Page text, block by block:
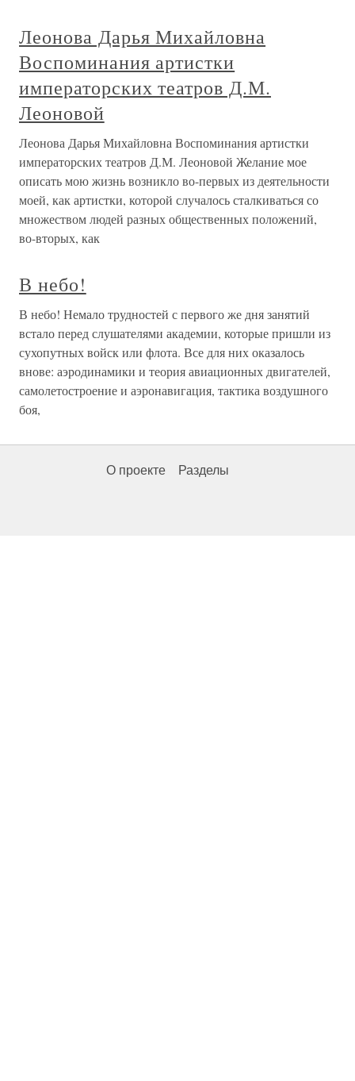
Леонова Дарья Михайловна
Воспоминания артистки
императорских театров Д.М.
Леоновой
Леонова Дарья Михайловна Воспоминания артистки
императорских театров Д.М. Леоновой Желание мое
описать мою жизнь возникло во-первых из деятельности
моей, как артистки, которой случалось сталкиваться со
множеством людей разных общественных положений,
во-вторых, как
В небо!
В небо! Немало трудностей с первого же дня занятий
встало перед слушателями академии, которые пришли из
сухопутных войск или флота. Все для них оказалось
внове: аэродинамики и теория авиационных двигателей,
самолетостроение и аэронавигация, тактика воздушного
боя,
О проекте Разделы